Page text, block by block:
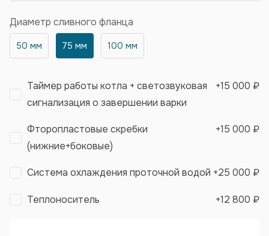
Диаметр сливного фланца
50 мм 75 мм 100 мм
Таймер работы котла + светозвуковая
сигнализация о завершении варки
+15 000 ₽
Фторопластовые скребки
(нижние+боковые)
+15 000 ₽
Система охлаждения проточной водой +25 000 ₽
Теплоноситель +12 800 ₽